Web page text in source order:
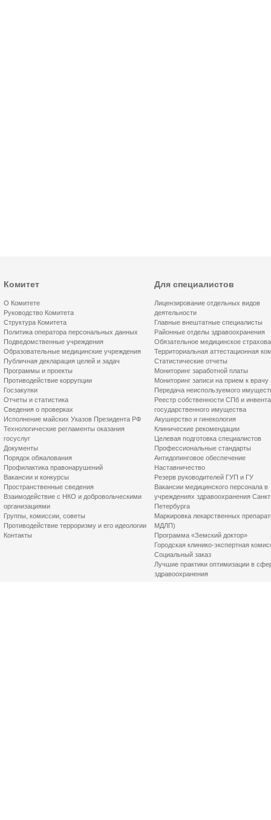
Комитет
О Комитете
Руководство Комитета
Структура Комитета
Политика оператора персональных данных
Подведомственные учреждения
Образовательные медицинские учреждения
Публичная декларация целей и задач
Программы и проекты
Противодействие коррупции
Госзакупки
Отчеты и статистика
Сведения о проверках
Исполнение майских Указов Президента РФ
Технологические регламенты оказания
госуслуг
Документы
Порядок обжалования
Профилактика правонарушений
Вакансии и конкурсы
Пространственные сведения
Взаимодействие с НКО и добровольческими
организациями
Группы, комиссии, советы
Противодействие терроризму и его идеологии
Контакты
Для специалистов
Лицензирование отдельных видов
деятельности
Главные внештатные специалисты
Районные отделы здравоохранения
Обязательное медицинское
Территориальная аттестационная
Статистические отчеты
Мониторинг заработной платы
Мониторинг записи на прием к врачу
Передача неиспользуемого
Реестр собственности СПб и
государственного имущества
Акушерство и гинекология
Клинические рекомендации
Целевая подготовка специалистов
Профессиональные стандарты
Антидопинговое обеспечение
Наставничество
Резерв руководителей ГУП и ГУ
Вакансии медицинского персонала в
учреждениях здравоохранения
Петербурга
Маркировка лекарственных
МДЛП)
Программа «Земский доктор»
Городская клинико-экспертная
Социальный заказ
Лучшие практики оптимизации в
здравоохранения